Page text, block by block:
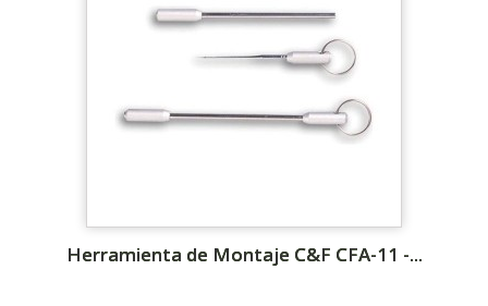
Herramienta de Montaje C&F CFA-11 -...